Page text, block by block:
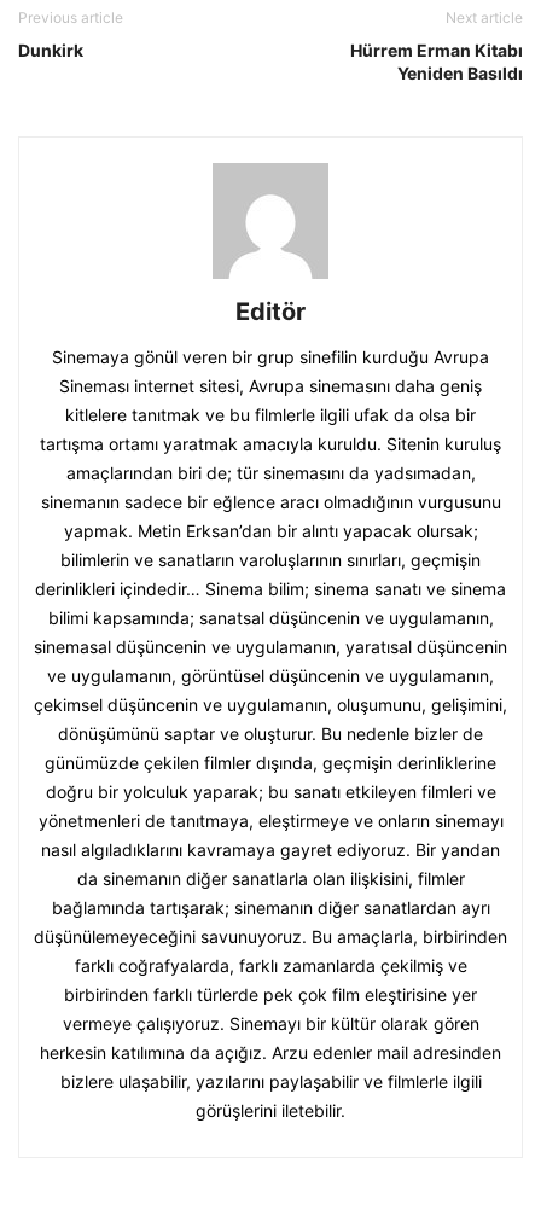
Previous article
Dunkirk
Next article
Hürrem Erman Kitabı
Yeniden Basıldı
Editör
Sinemaya gönül veren bir grup sinefilin kurduğu Avrupa
Sineması internet sitesi, Avrupa sinemasını daha geniş
kitlelere tanıtmak ve bu filmlerle ilgili ufak da olsa bir
tartışma ortamı yaratmak amacıyla kuruldu. Sitenin kuruluş
amaçlarından biri de; tür sinemasını da yadsımadan,
sinemanın sadece bir eğlence aracı olmadığının vurgusunu
yapmak. Metin Erksan’dan bir alıntı yapacak olursak;
bilimlerin ve sanatların varoluşlarının sınırları, geçmişin
derinlikleri içindedir… Sinema bilim; sinema sanatı ve sinema
bilimi kapsamında; sanatsal düşüncenin ve uygulamanın,
sinemasal düşüncenin ve uygulamanın, yaratısal düşüncenin
ve uygulamanın, görüntüsel düşüncenin ve uygulamanın,
çekimsel düşüncenin ve uygulamanın, oluşumunu, gelişimini,
dönüşümünü saptar ve oluşturur. Bu nedenle bizler de
günümüzde çekilen filmler dışında, geçmişin derinliklerine
doğru bir yolculuk yaparak; bu sanatı etkileyen filmleri ve
yönetmenleri de tanıtmaya, eleştirmeye ve onların sinemayı
nasıl algıladıklarını kavramaya gayret ediyoruz. Bir yandan
da sinemanın diğer sanatlarla olan ilişkisini, filmler
bağlamında tartışarak; sinemanın diğer sanatlardan ayrı
düşünülemeyeceğini savunuyoruz. Bu amaçlarla, birbirinden
farklı coğrafyalarda, farklı zamanlarda çekilmiş ve
birbirinden farklı türlerde pek çok film eleştirisine yer
vermeye çalışıyoruz. Sinemayı bir kültür olarak gören
herkesin katılımına da açığız. Arzu edenler mail adresinden
bizlere ulaşabilir, yazılarını paylaşabilir ve filmlerle ilgili
görüşlerini iletebilir.